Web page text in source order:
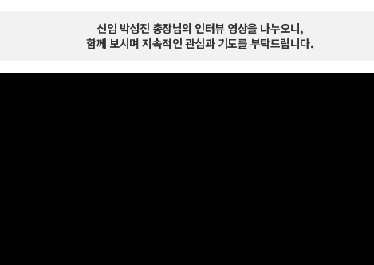
신임 박성진 총장님의 인터뷰 영상을 나누오니,
함께 보시며 지속적인 관심과 기도를 부탁드립니다.